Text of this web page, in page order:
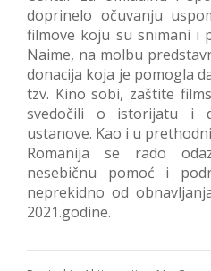
doprinelo očuvanju
filmove koju su snimani i
Naime, na molbu
donacija koja je pomogla
tzv. Kino sobi, zaštite
svedočili o istorijatu i
ustanove. Kao i u
Romanija se rado
nesebičnu pomoć i
neprekidno od
2021.godine.